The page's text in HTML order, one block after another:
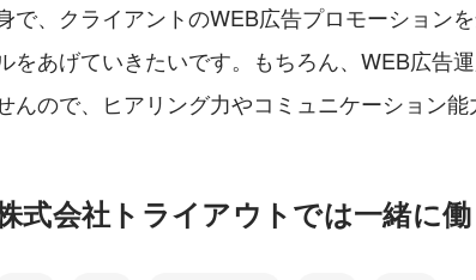
で、クライアントのWEB広告プロモーション
をあげていきたいです。もちろん、WEB広告
んので、ヒアリング力やコミュニケーション能
式会社トライアウトでは一緒に